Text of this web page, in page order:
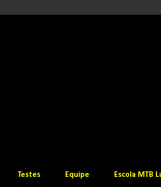
Testes Equipe Escola MTB